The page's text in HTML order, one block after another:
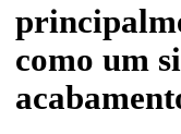
como um